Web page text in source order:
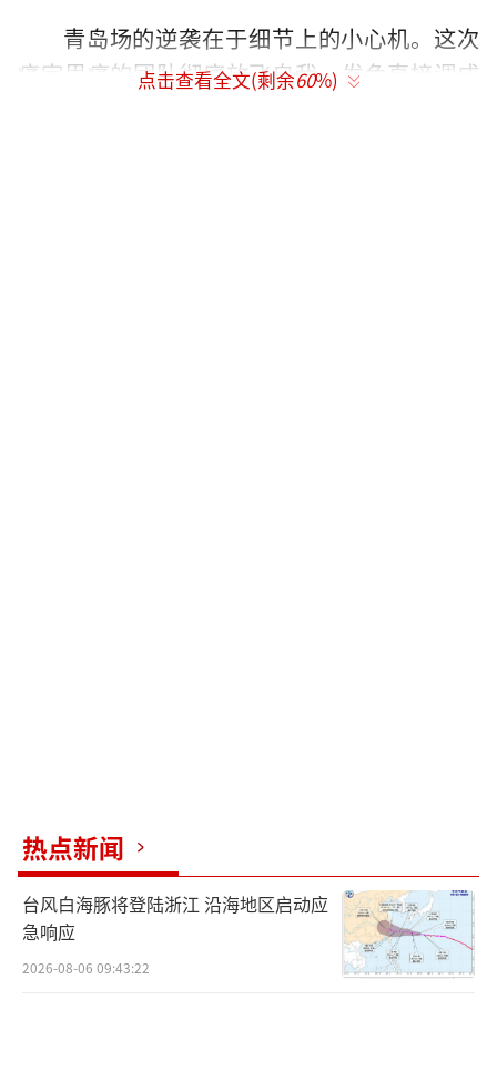
青岛场的逆袭在于细节上的小心机。这次
痛定思痛的团队彻底放飞自我。发色直接调成
的不仅是造型的蜕变。在这个速食年代，有人
愿意为0.1秒的舞台效果较真12小时，有人能把
粉丝的吐槽听进耳朵并认真改进——这或许才是
鹿晗能红十年的终极密码。下次再有人说“明
星不努力”，不妨看看这个把演唱会当艺术展
点击查看全文(剩余60%)
热点新闻
台风白海豚将登陆浙江 沿海地区启动应
急响应
2026-08-06 09:43:22